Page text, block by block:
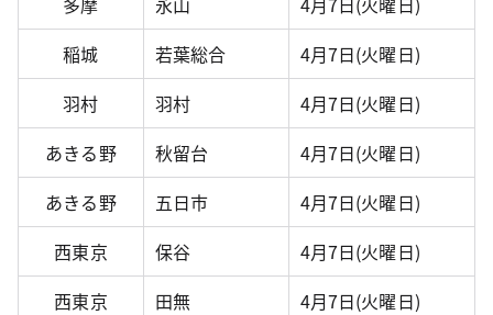
稲城
若葉総合
4月7日(火曜日)
羽村
羽村
4月7日(火曜日)
あきる野
秋留台
4月7日(火曜日)
あきる野
五日市
4月7日(火曜日)
西東京
保谷
4月7日(火曜日)
西東京
田無
4月7日(火曜日)